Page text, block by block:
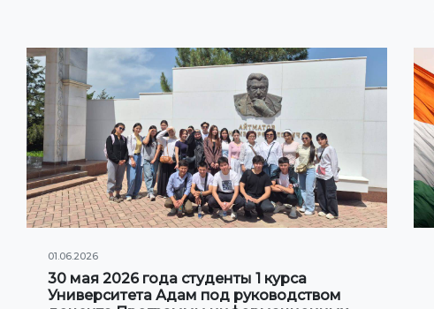
01.06.2026
30 мая 2026 года студенты 1 курса
Университета Адам под руководством